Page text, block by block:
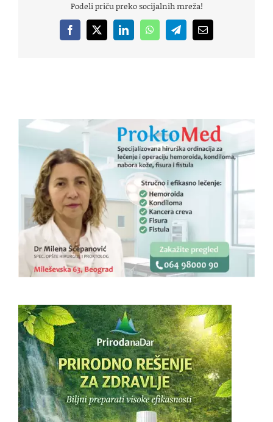
Podeli priču preko socijalnih mreža!
Facebook
X LinkedInWhatsAppTelegramEmail